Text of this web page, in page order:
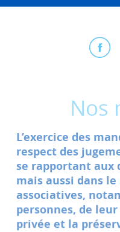
Nos
L’exercice des
respect des
se rapportant aux
mais aussi dans
associatives,
personnes, de
privée et la